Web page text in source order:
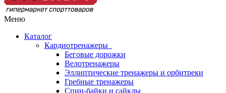
Меню
Каталог
Кардиотренажеры
Беговые дорожки
Велотренажеры
Эллиптические тренажеры и орбитреки
Гребные тренажеры
Спин-байки и сайклы